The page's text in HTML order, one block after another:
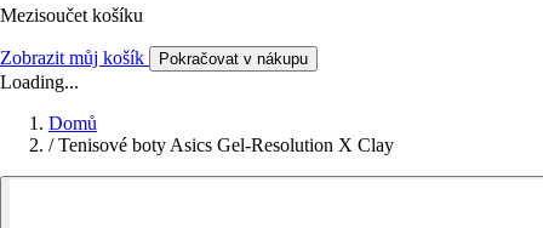
Mezisoučet košíku
Zobrazit můj košík Pokračovat v nákupu
Loading...
Domů
/ Tenisové boty Asics Gel-Resolution X Clay